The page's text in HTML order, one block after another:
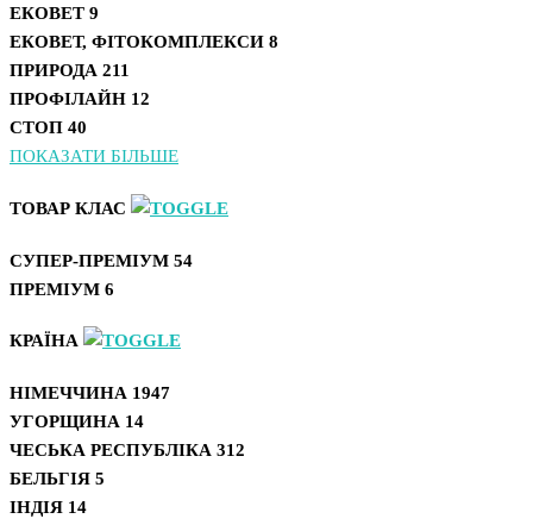
ЕКОВЕТ 9
ЕКОВЕТ, ФІТОКОМПЛЕКСИ 8
ПРИРОДА 211
ПРОФІЛАЙН 12
СТОП 40
ПОКАЗАТИ БІЛЬШЕ
ТОВАР КЛАС
СУПЕР-ПРЕМІУМ 54
ПРЕМІУМ 6
КРАЇНА
НІМЕЧЧИНА 1947
УГОРЩИНА 14
ЧЕСЬКА РЕСПУБЛІКА 312
БЕЛЬГІЯ 5
ІНДІЯ 14